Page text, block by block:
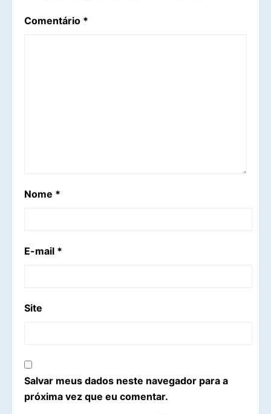
Comentário *
Nome *
E-mail *
Site
Salvar meus dados neste navegador para a
próxima vez que eu comentar.